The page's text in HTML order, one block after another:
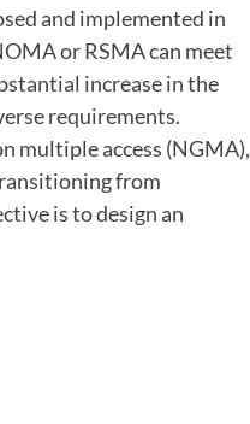
and implemented in
or RSMA can meet
increase in the
requirements.
multiple access (NGMA),
from
is to design an